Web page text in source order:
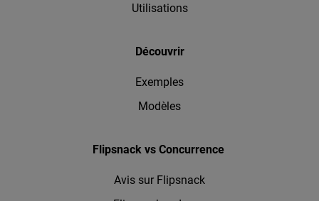
Utilisations
Découvrir
Exemples
Modèles
Flipsnack vs Concurrence
Avis sur Flipsnack